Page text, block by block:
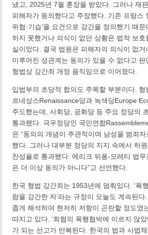
냈고, 2025년 7월 훈장을 받았다. 그러나 재
피해자가 동의했다고 주장했다. 기존 프랑스
위협·기습’을 요건으로 강간을 정의했기 때
하지 못했거나 의식이 없던 상황은 법적 보호
실이었다. 결국 법원은 피해자의 의식이 없거
이루어진 성관계는 동의가 있을 수 없다고 판
형법상 강간죄 개정 움직임으로 이어졌다.
입법부의 초당적 합의도 주목할 부분이다. 형
르네상스Renaissance당과 녹색당Europe
주도했는데, 사회당, 공화당 등 주요 정당의
통과됐다. 극우정당인 국민연합
은 “동의의 개념이 주관적이며 남성을 범죄자
했다. 그러나 대부분 정당의 지지 속에서 하
찬성율로 통과됐다. 에리크 뒤퐁-모레티 법무
은 더 이상 동의가 아니다”고 선언했다.
한국 형법 강간죄는 1953년에 멈춰있다. ‘폭
람을 강간한 자’라는 규정이 오늘도 계속된다
좁게 해석하여 현저히 저항이 곤란할 정도였
따지고 있다. ‘최협의 폭행협박에 이르지 않았
가 되는 선고가 반복된다. 한국의 법과 사법